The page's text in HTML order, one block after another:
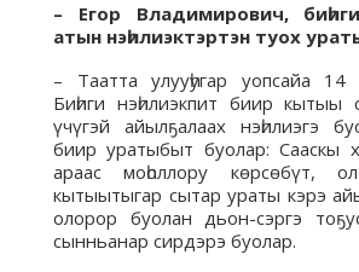
– Егор Владимирович, биһиги
атын нэһилиэктэртэн туох
– Таатта улууһугар уопсайа 14
Биһиги нэһилиэкпит биир кытыы
үчүгэй айылҕалаах нэһилиэгэ
биир уратыбыт буолар: Сааскы
араас моһоллору көрсөбүт,
кытыытыгар сытар ураты кэрэ
олорор буолан дьон-сэргэ
сынньанар сирдэрэ буолар.